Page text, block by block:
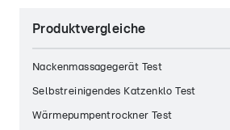
Produktvergleiche
Nackenmassagegerät Test
Selbstreinigendes Katzenklo Test
Wärmepumpentrockner Test